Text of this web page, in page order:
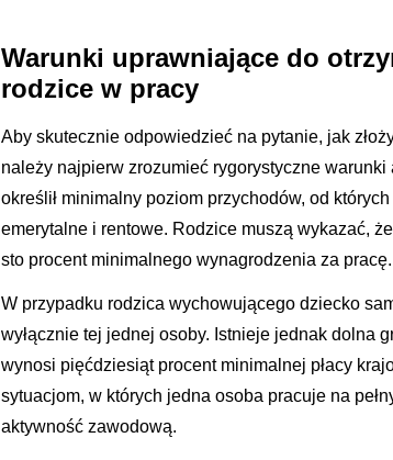
Warunki uprawniające do
rodzice w pracy
Aby skutecznie odpowiedzieć na pytanie, jak
należy najpierw zrozumieć rygorystyczne
określił minimalny poziom przychodów, od
emerytalne i rentowe. Rodzice muszą wykazać,
sto procent minimalnego wynagrodzenia za pracę.
W przypadku rodzica wychowującego dziecko
wyłącznie tej jednej osoby. Istnieje jednak dolna
wynosi pięćdziesiąt procent minimalnej płacy
sytuacjom, w których jedna osoba pracuje na
aktywność zawodową.